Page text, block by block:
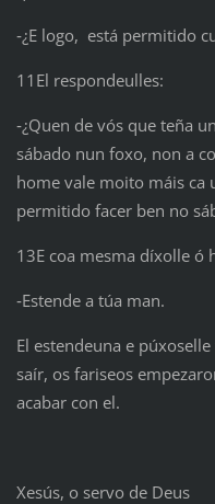
‑¿E logo, está permitido
11El respondeulles:
‑¿Quen de vós que teña
sábado nun foxo, non a
home vale moito máis ca
permitido facer ben no
13E coa mesma díxolle ó
‑Estende a túa man.
El estendeuna e
saír, os fariseos
acabar con el.
Xesús, o servo de Deus